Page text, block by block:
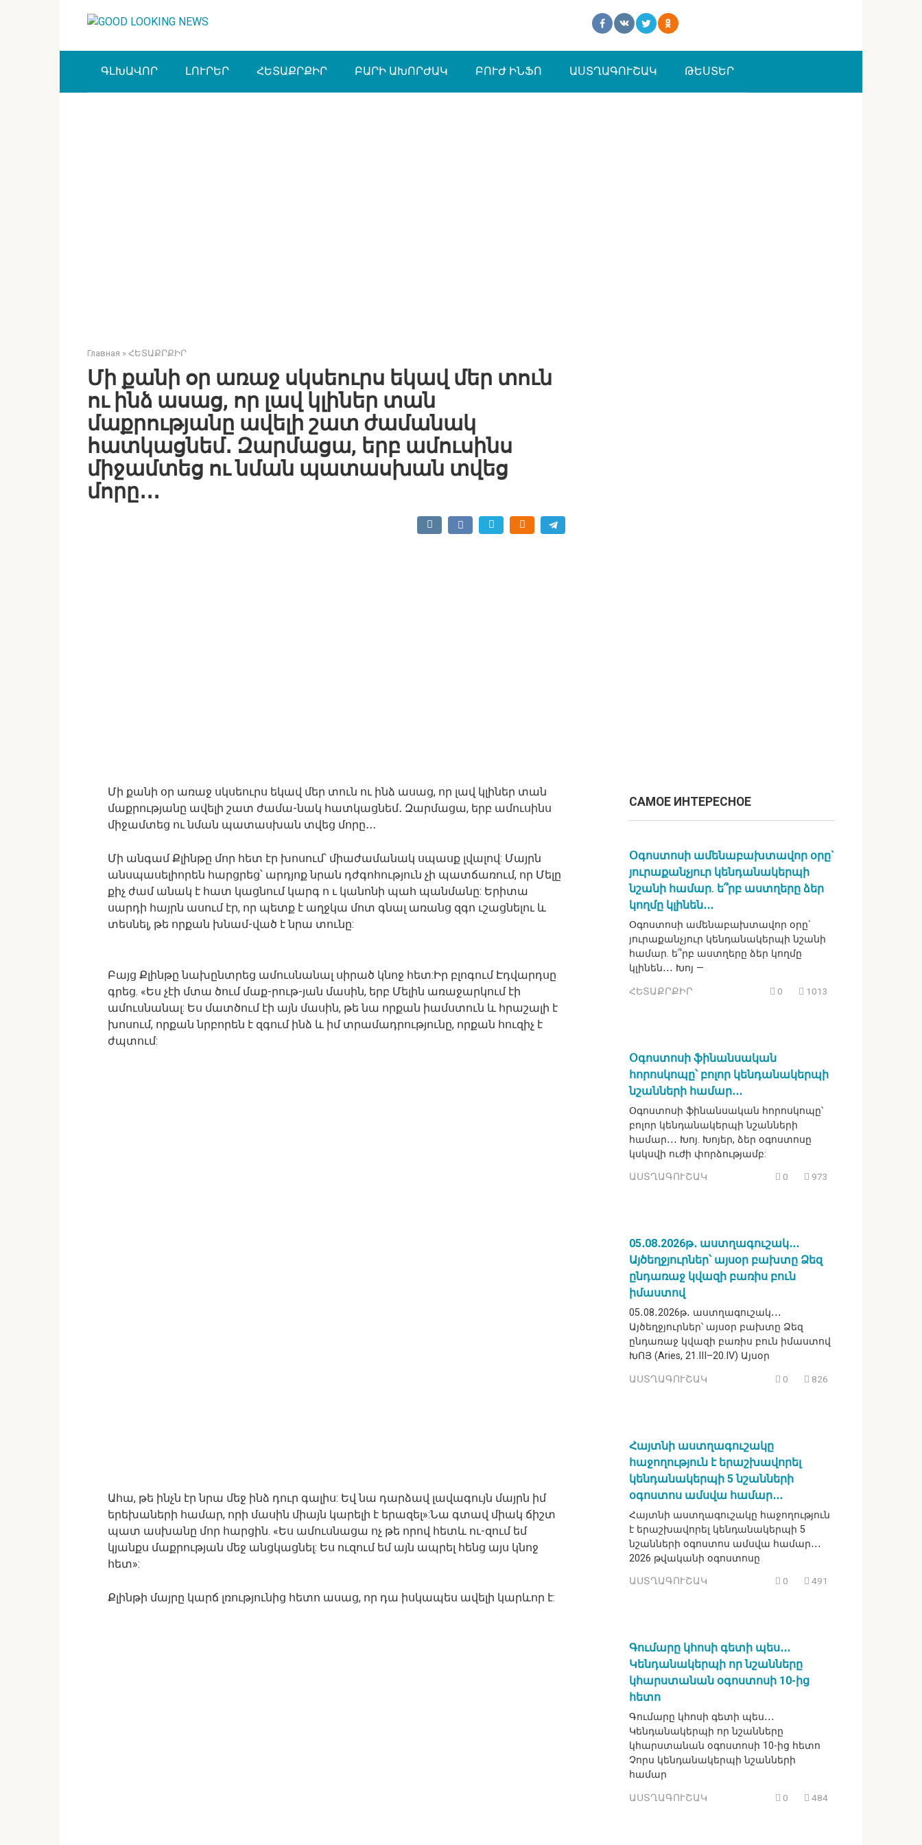
ԳԼԽԱՎՈՐ ԼՈՒՐԵՐ ՀԵՏԱՔՐՔԻՐ ԲԱՐԻ ԱԽՈՐԺԱԿ ԲՈՒԺ ԻՆՖՈ ԱՍՏՂԱԳՈՒՇԱԿ ԹԵՍՏԵՐ
Главная » ՀԵՏԱՔՐՔԻՐ
Մի քանի օր առաջ սկսեուրս եկավ մեր տուն
ու ինձ ասաց, որ լավ կլիներ տան
մաքրությանը ավելի շատ ժամանակ
հատկացնեմ․ Զարմացա, երբ ամուսինս
միջամտեց ու նման պատասխան տվեց
մորը․․․
Մի քանի օր առաջ սկսեուրս եկավ մեր տուն ու ինձ ասաց, որ լավ կլիներ տան
մաքրությանը ավելի շատ ժամա-նակ հատկացնեմ․ Զարմացա, երբ ամուսինս
միջամտեց ու նման պատասխան տվեց մորը․․․
Մի անգամ Քլինթը մոր հետ էր խոսում՝ միաժամանակ սպասք լվալով: Մայրն
անսպասելիորեն հարցրեց՝ արդյոք նրան դժգոհություն չի պատճառում, որ Մելը
քիչ ժամ անակ է հատ կացնում կարգ ո ւ կանոնի պահ պանմանը: Երիտա
սարդի հայրն ասում էր, որ պետք է աղջկա մոտ գնալ առանց զգո ւշացնելու և
տեսնել, թե որքան խնամ-ված է նրա տունը:
Բայց Քլինթը նախընտրեց ամուսնանալ սիրած կնոջ հետ:Իր բլոգում Էդվարդսը
գրեց. «Ես չէի մտա ծում մաք-րութ-յան մասին, երբ Մելին առաջարկում էի
ամուսնանալ: Ես մատծում էի այն մասին, թե նա որքան իամստուն և հրաշալի է
խոսում, որքան նրբորեն է զգում ինձ և իմ տրամադրությունը, որքան հուզիչ է
ժպտում:
Ահա, թե ինչն էր նրա մեջ ինձ դուր գալիս: Եվ նա դարձավ լավագույն մայրն իմ
երեխաների համար, որի մասին միայն կարելի է երազել»:Նա գտավ միակ ճիշտ
պատ ասխանը մոր հարցին. «Ես ամուսնացա ոչ թե որով հետև ու-զում եմ
կյանքս մաքրության մեջ անցկացնել: Ես ուզում եմ այն ապրել հենց այս կնոջ
հետ»:
Քլինթի մայրը կարճ լռությունից հետո ասաց, որ դա իսկապես ավելի կարևոր է:
САМОЕ ИНТЕРЕСНОЕ
Օգոստոսի ամենաբախտավոր օրը`
յուրաքանչյուր կենդանակերպի
նշանի համար. ե՞րբ աստղերը ձեր
կողմը կլինեն․․․
Օգոստոսի ամենաբախտավոր օրը`
յուրաքանչյուր կենդանակերպի նշանի
համար. ե՞րբ աստղերը ձեր կողմը
կլինեն․․․ Խոյ —
ՀԵՏԱՔՐՔԻՐ 0 1013
Օգոստոսի ֆինանսական
հորոսկոպը՝ բոլոր կենդանակերպի
նշանների համար․․․
Օգոստոսի ֆինանսական հորոսկոպը՝
բոլոր կենդանակերպի նշանների
համար․․․ Խոյ. Խոյեր, ձեր օգոստոսը
կսկսվի ուժի փորձությամբ:
ԱՍՏՂԱԳՈՒՇԱԿ 0 973
05․08․2026թ․ աստղագուշակ․․․
Այծեղջյուրներ՝ այսօր բախտը Ձեզ
ընդառաջ կվազի բառիս բուն
իմաստով
05․08․2026թ․ աստղագուշակ․․․
Այծեղջյուրներ՝ այսօր բախտը Ձեզ
ընդառաջ կվազի բառիս բուն իմաստով
ԽՈՅ (Aries, 21.III–20.IV) Այսօր
ԱՍՏՂԱԳՈՒՇԱԿ 0 826
Հայտնի աստղագուշակը
հաջողություն է երաշխավորել
կենդանակերպի 5 նշանների
օգոստոս ամսվա համար․․․
Հայտնի աստղագուշակը հաջողություն
է երաշխավորել կենդանակերպի 5
նշանների օգոստոս ամսվա համար․․․
2026 թվականի օգոստոսը
ԱՍՏՂԱԳՈՒՇԱԿ 0 491
Գումարը կհոսի գետի պես․․․
Կենդանակերպի որ նշանները
կհարստանան օգոստոսի 10-ից
հետո
Գումարը կհոսի գետի պես․․․
Կենդանակերպի որ նշանները
կհարստանան օգոստոսի 10-ից հետո
Չորս կենդանակերպի նշանների
համար
ԱՍՏՂԱԳՈՒՇԱԿ 0 484